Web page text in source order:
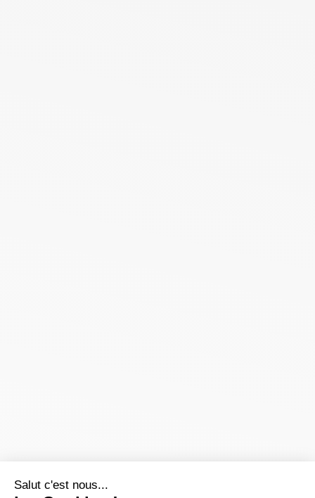
Salut c'est nous...